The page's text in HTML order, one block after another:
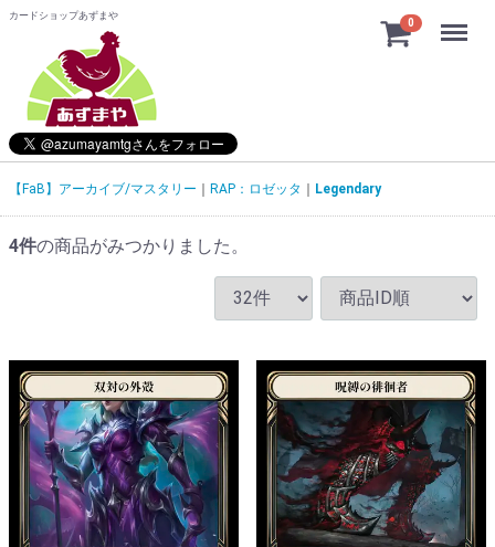
カードショップあずまや
0 Menu
【FaB】アーカイブ/マスタリー RAP：ロゼッタ Legendary
4件の商品がみつかりました。